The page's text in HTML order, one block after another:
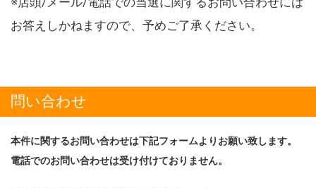
お答えしかねますので、予めご了承ください。
問い合わせ
本件に関するお問い合わせは下記フォームよりお願い致します。
電話でのお問い合わせは受け付けておりません。